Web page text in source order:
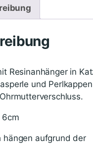
Resinanhänger in
und
6cm
hängen aufgrund der